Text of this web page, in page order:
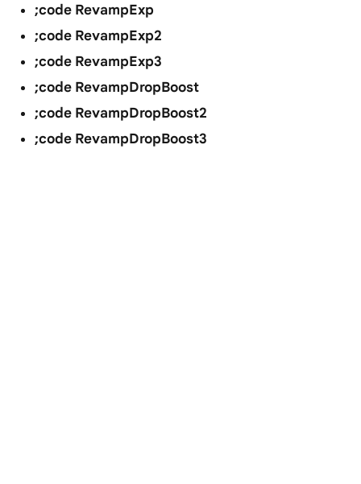
;code RevampExp
;code RevampExp2
;code RevampExp3
;code RevampDropBoost
;code RevampDropBoost2
;code RevampDropBoost3